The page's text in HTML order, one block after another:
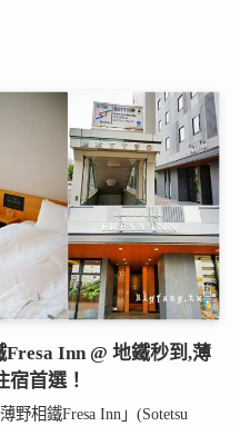
Inn @ 地鐵秒到,薄
宿首選！
野相鐵Fresa Inn」(Sotetsu